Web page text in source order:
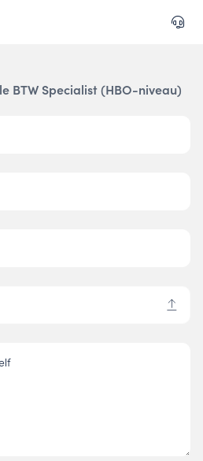
BTW Specialist (HBO-niveau)